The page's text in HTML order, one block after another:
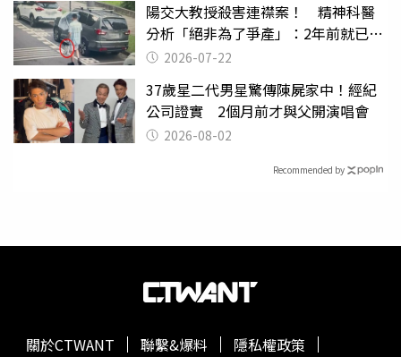
陽交大教授殺害連襟案！ 精神科醫
分析「絕非為了爭產」：2年前就已言
行詭異
2026-07-22
37歲星二代男星驚傳陳屍家中！經紀
公司證實 2個月前才與父開演唱會
2026-08-02
Recommended by
關於CTWANT 聯繫&爆料
隱私權政策